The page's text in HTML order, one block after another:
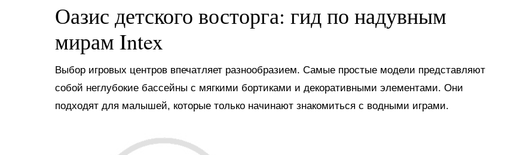
Оазис детского восторга: гид по надувным
мирам Intex
Выбор игровых центров впечатляет разнообразием. Самые простые модели представляют
собой неглубокие бассейны с мягкими бортиками и декоративными элементами. Они
подходят для малышей, которые только начинают знакомиться с водными играми.